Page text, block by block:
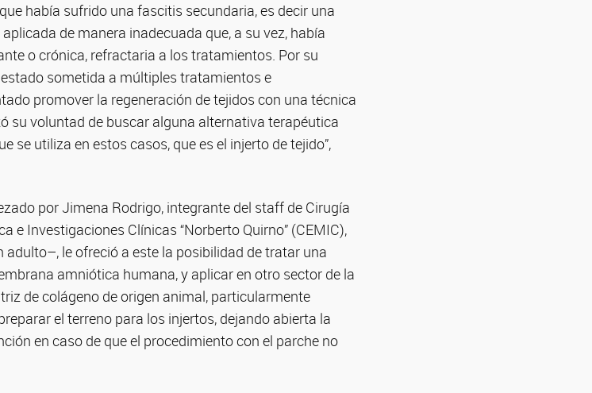
había sufrido una fascitis secundaria, es decir una
de manera inadecuada que, a su vez, había
o crónica, refractaria a los tratamientos. Por su
sometida a múltiples tratamientos e
promover la regeneración de tejidos con una técnica
su voluntad de buscar alguna alternativa terapéutica
se utiliza en estos casos, que es el injerto de tejido”,
por Jimena Rodrigo, integrante del staff de Cirugía
e Investigaciones Clínicas “Norberto Quirno” (CEMIC),
le ofreció a este la posibilidad de tratar una
amniótica humana, y aplicar en otro sector de la
de colágeno de origen animal, particularmente
el terreno para los injertos, dejando abierta la
en caso de que el procedimiento con el parche no